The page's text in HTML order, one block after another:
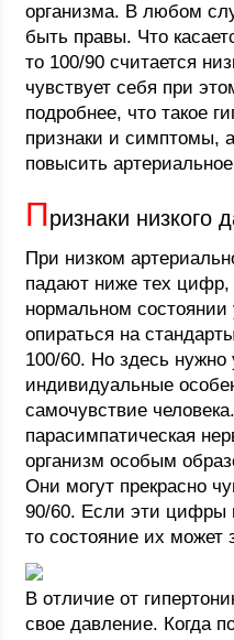
организма. В любом
быть правы. Что
то 100/90 считается
чувствует себя при
подробнее, что такое
признаки и симптомы,
повысить
Признаки низкого
При низком
падают ниже тех
нормальном состоянии
опираться на
100/60. Но здесь нужно
индивидуальные
самочувствие
парасимпатическая
организм особым
Они могут прекрасно
90/60. Если эти цифры
то состояние их может
В отличие от
свое давление. Когда